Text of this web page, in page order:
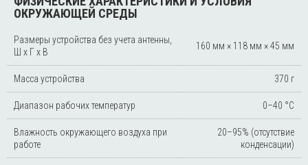
ОКРУЖАЮЩЕЙ СРЕДЫ
Размеры устройства без учета антенны,
Ш x Г x В
160 мм × 118 мм × 45 мм
Масса устройства 370 г
Диапазон рабочих температур 0–40 °С
Влажность окружающего воздуха при
работе
20–95% (отсутствие
конденсации)